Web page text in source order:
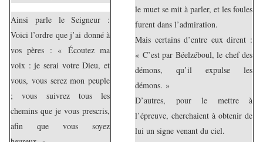
Ainsi parle le Seigneur :
Voici l’ordre que j’ai donné à
vos pères : « Écoutez ma
voix : je serai votre Dieu, et
vous, vous serez mon peuple
; vous suivrez tous les
chemins que je vous prescris,
afin que vous soyez
le muet se mit à parler, et les foules
furent dans l’admiration.
Mais certains d’entre eux dirent :
« C’est par Béelzéboul, le chef des
démons, qu’il expulse les
démons. »
D’autres, pour le mettre à
l’épreuve, cherchaient à obtenir de
lui un signe venant du ciel.